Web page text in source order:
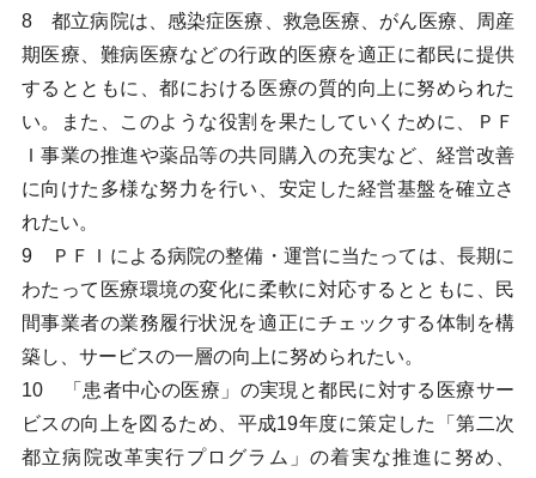
8 都立病院は、感染症医療、救急医療、がん医療、周産
期医療、難病医療などの行政的医療を適正に都民に提供
するとともに、都における医療の質的向上に努められた
い。また、このような役割を果たしていくために、ＰＦ
Ｉ事業の推進や薬品等の共同購入の充実など、経営改善
に向けた多様な努力を行い、安定した経営基盤を確立さ
れたい。
9 ＰＦＩによる病院の整備・運営に当たっては、長期に
わたって医療環境の変化に柔軟に対応するとともに、民
間事業者の業務履行状況を適正にチェックする体制を構
築し、サービスの一層の向上に努められたい。
10 「患者中心の医療」の実現と都民に対する医療サー
ビスの向上を図るため、平成19年度に策定した「第二次
都立病院改革実行プログラム」の着実な推進に努め、